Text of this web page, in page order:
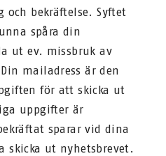
bekräftelse. Syftet
spåra din
ut ev. missbruk av
mailadress är den
för att skicka ut
uppgifter är
sparar vid dina
skicka ut nyhetsbrevet.